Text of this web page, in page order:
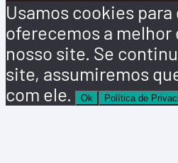
Usamos cookies
oferecemos a
nosso site. Se
site, assumiremos
com ele.
Ok Política de